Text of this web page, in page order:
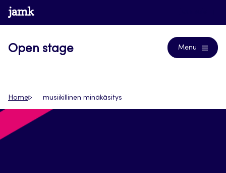
Siirry
suoraan
www.jamk.fi
Open stage Menu
Home musiikillinen minäkäsitys